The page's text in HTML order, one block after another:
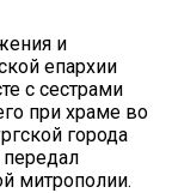
и
епархии
с сестрами
при храме во
города
митрополии.